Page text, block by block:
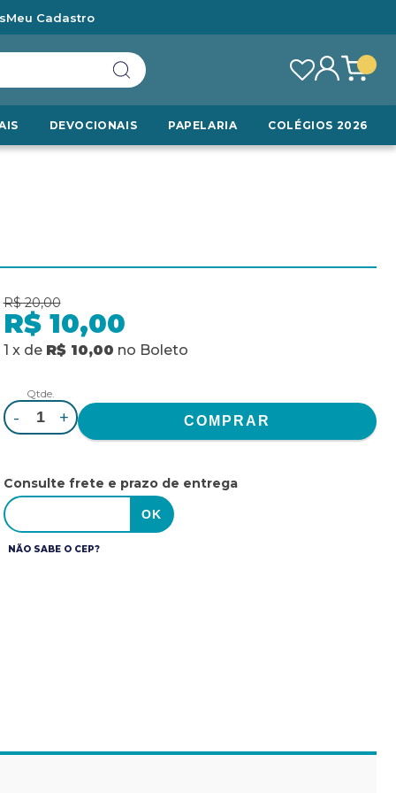
Meu Cadastro
DEVOCIONAIS PAPELARIA COLÉGIOS 2026
R$ 20,00
R$ 10,00
1 x de R$ 10,00 no Boleto
Qtde.
- +
Consulte frete e prazo de entrega
NÃO SABE O CEP?